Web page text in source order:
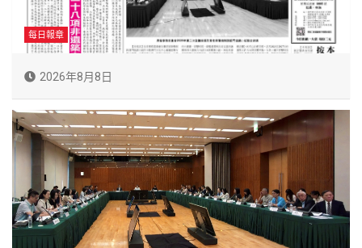
每日報章
2026年8月8日